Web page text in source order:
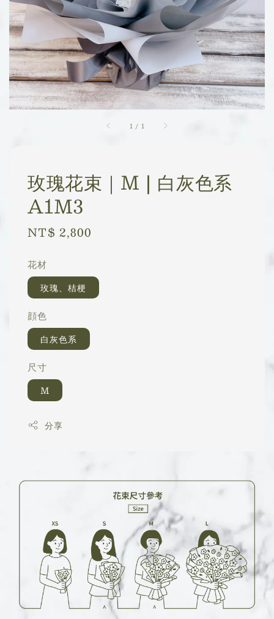
1 / 1
玫瑰花束｜M | 白灰色系
A1M3
Regular
NT$ 2,800
花材
玫瑰、桔梗
顔色
白灰色系
尺寸
M
分享